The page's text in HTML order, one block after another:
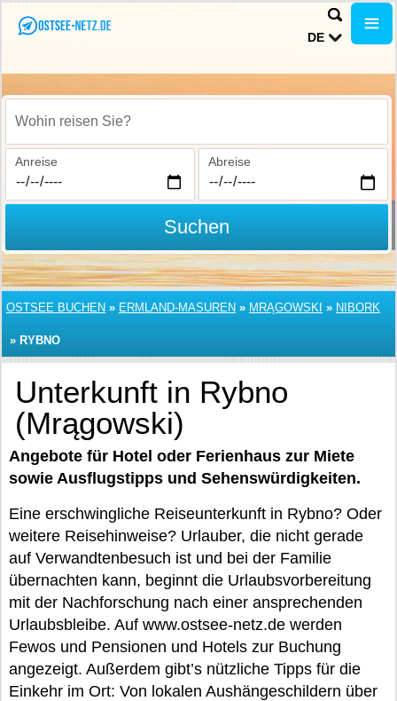
DE
Wohin reisen Sie?
Anreise Abreise
Suchen
OSTSEE BUCHEN » ERMLAND-MASUREN » MRĄGOWSKI » NIBORK
» RYBNO
Unterkunft in Rybno
(Mrągowski)
Angebote für Hotel oder Ferienhaus zur Miete
sowie Ausflugstipps und Sehenswürdigkeiten.
Eine erschwingliche Reiseunterkunft in Rybno? Oder
weitere Reisehinweise? Urlauber, die nicht gerade
auf Verwandtenbesuch ist und bei der Familie
übernachten kann, beginnt die Urlaubsvorbereitung
mit der Nachforschung nach einer ansprechenden
Urlaubsbleibe. Auf www.ostsee-netz.de werden
Fewos und Pensionen und Hotels zur Buchung
angezeigt. Außerdem gibt’s nützliche Tipps für die
Einkehr im Ort: Von lokalen Aushängeschildern über